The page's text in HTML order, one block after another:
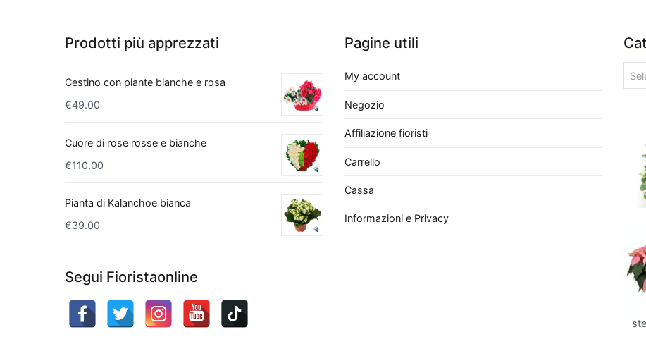
Prodotti più apprezzati
Cestino con piante bianche e rosa
€49.00
Cuore di rose rosse e bianche
€110.00
Pianta di Kalanchoe bianca
€39.00
Segui Fioristaonline
Pagine utili
My account
Negozio
Affiliazione fioristi
Carrello
Cassa
Informazioni e Privacy